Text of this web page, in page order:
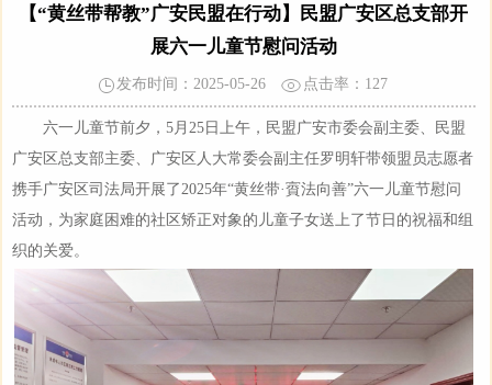
【“黄丝带帮教”广安民盟在行动】民盟广安区总支部开
展六一儿童节慰问活动
发布时间：2025-05-26 点击率： 127
六一儿童节前夕，5月25日上午，民盟广安市委会副主委、民盟
广安区总支部主委、广安区人大常委会副主任罗明轩带领盟员志愿者
携手广安区司法局开展了2025年“黄丝带·賨法向善”六一儿童节慰问
活动，为家庭困难的社区矫正对象的儿童子女送上了节日的祝福和组
织的关爱。